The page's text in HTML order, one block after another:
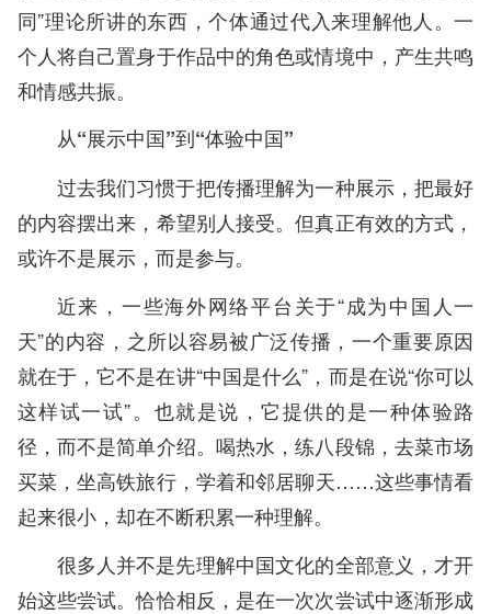
同”理论所讲的东西，个体通过代入来理解他人。一
个人将自己置身于作品中的角色或情境中，产生共鸣
和情感共振。
从“展示中国”到“体验中国”
过去我们习惯于把传播理解为一种展示，把最好
的内容摆出来，希望别人接受。但真正有效的方式，
或许不是展示，而是参与。
近来，一些海外网络平台关于“成为中国人一
天”的内容，之所以容易被广泛传播，一个重要原因
就在于，它不是在讲“中国是什么”，而是在说“你可以
这样试一试”。也就是说，它提供的是一种体验路
径，而不是简单介绍。喝热水，练八段锦，去菜市场
买菜，坐高铁旅行，学着和邻居聊天……这些事情看
起来很小，却在不断积累一种理解。
很多人并不是先理解中国文化的全部意义，才开
始这些尝试。恰恰相反，是在一次次尝试中逐渐形成